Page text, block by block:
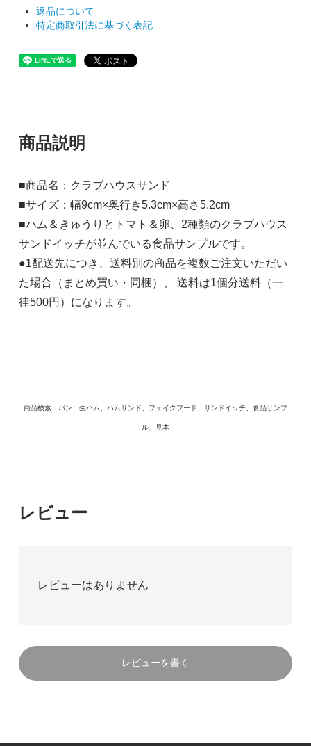
返品について
特定商取引法に基づく表記
商品説明
■商品名：クラブハウスサンド
■サイズ：幅9cm×奥行き5.3cm×高さ5.2cm
■ハム＆きゅうりとトマト＆卵、2種類のクラブハウス
サンドイッチが並んでいる食品サンプルです。
●1配送先につき、送料別の商品を複数ご注文いただい
た場合（まとめ買い・同梱）、 送料は1個分送料（一
律500円）になります。
商品検索：パン、生ハム、ハムサンド、フェイクフード、サンドイッチ、食品サンプ
ル、見本
レビュー
レビューはありません
レビューを書く